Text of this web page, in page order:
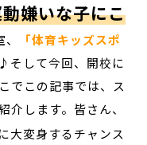
嫌いな子にこ
「体育キッズスポ
そして今回、開校に
でこの記事では、ス
介します。皆さん、
に大変身するチャンス